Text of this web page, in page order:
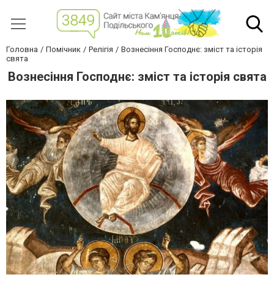
Головна Помічник Релігія
Вознесіння Господнє: зміст та історія
свята
Вознесіння Господнє: зміст та історія свята